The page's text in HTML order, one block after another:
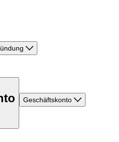
Geschäftskonto